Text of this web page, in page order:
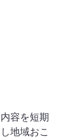
容を短期
地域おこ